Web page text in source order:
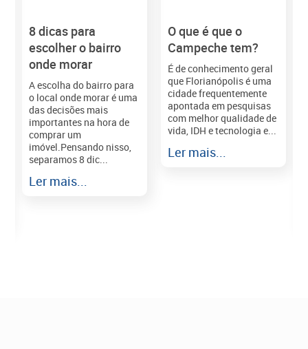
8 dicas para
escolher o bairro
onde morar
A escolha do bairro para
o local onde morar é uma
das decisões mais
importantes na hora de
comprar um
imóvel.Pensando nisso,
separamos 8 dic...
Ler mais...
O que é que o
Campeche tem?
É de conhecimento geral
que Florianópolis é uma
cidade frequentemente
apontada em pesquisas
com melhor qualidade de
vida, IDH e tecnologia e...
Ler mais...